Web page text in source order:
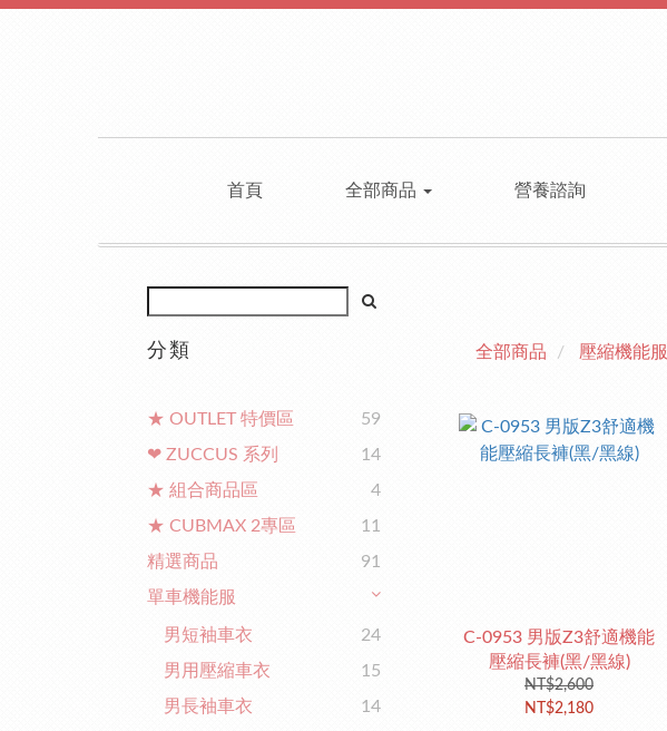
首頁 全部商品 營養諮詢
分類
★ OUTLET 特價區
59
❤ ZUCCUS 系列
14
★ 組合商品區
4
★ CUBMAX 2專區
11
精選商品
91
單車機能服
男短袖車衣
24
男用壓縮車衣
15
男長袖車衣
14
全部商品 壓縮機能服
C-0953 男版Z3舒適機能
壓縮長褲(黑/黑線)
NT$2,600
NT$2,180